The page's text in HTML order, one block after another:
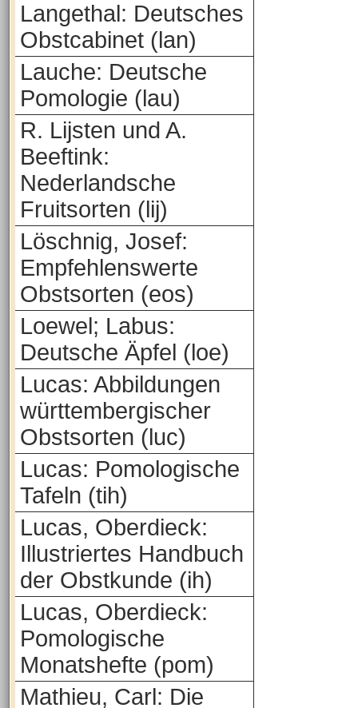
Langethal: Deutsches
Obstcabinet (lan)
Lauche: Deutsche
Pomologie (lau)
R. Lijsten und A.
Beeftink:
Nederlandsche
Fruitsorten (lij)
Löschnig, Josef:
Empfehlenswerte
Obstsorten (eos)
Loewel; Labus:
Deutsche Äpfel (loe)
Lucas: Abbildungen
württembergischer
Obstsorten (luc)
Lucas: Pomologische
Tafeln (tih)
Lucas, Oberdieck:
Illustriertes Handbuch
der Obstkunde (ih)
Lucas, Oberdieck:
Pomologische
Monatshefte (pom)
Mathieu, Carl: Die